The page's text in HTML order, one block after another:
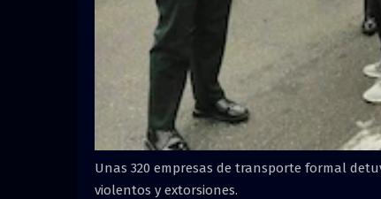
Unas 320 empresas de transporte formal
violentos y extorsiones.